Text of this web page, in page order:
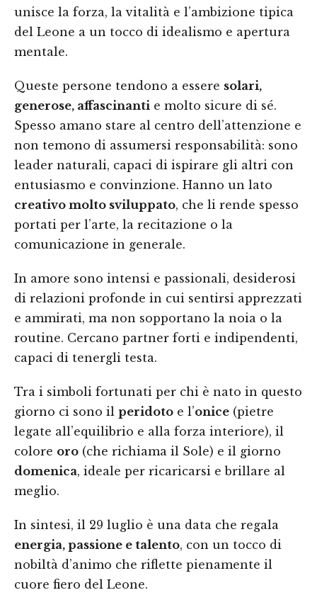
unisce la forza, la vitalità e l’ambizione tipica
del Leone a un tocco di idealismo e apertura
mentale.
Queste persone tendono a essere solari,
generose, affascinanti e molto sicure di sé.
Spesso amano stare al centro dell’attenzione e
non temono di assumersi responsabilità: sono
leader naturali, capaci di ispirare gli altri con
entusiasmo e convinzione. Hanno un lato
creativo molto sviluppato, che li rende spesso
portati per l’arte, la recitazione o la
comunicazione in generale.
In amore sono intensi e passionali, desiderosi
di relazioni profonde in cui sentirsi apprezzati
e ammirati, ma non sopportano la noia o la
routine. Cercano partner forti e indipendenti,
capaci di tenergli testa.
Tra i simboli fortunati per chi è nato in questo
giorno ci sono il peridoto e l’onice (pietre
legate all’equilibrio e alla forza interiore), il
colore oro (che richiama il Sole) e il giorno
domenica, ideale per ricaricarsi e brillare al
meglio.
In sintesi, il 29 luglio è una data che regala
energia, passione e talento, con un tocco di
nobiltà d’animo che riflette pienamente il
cuore fiero del Leone.